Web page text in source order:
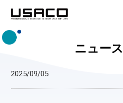
ニュー
2025/09/05